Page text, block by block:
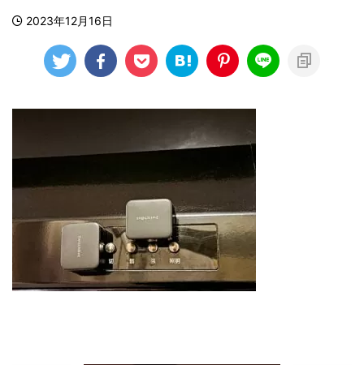
2023年12月16日